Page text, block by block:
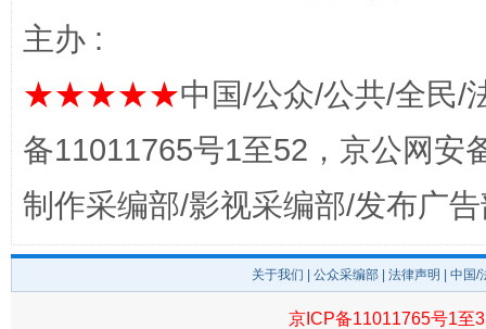
完善运行机制助力责任有效落实
东山县通报“牛蛙产品抗生素超标问题” 法
主办 :
★★★★★中国/公众/公共/全民/
备11011765号1至52，京公网安
制作采编部/影视采编部/发布广
关于我们 公众采编部 法律声明 | 中国
京ICP备11011765号1至